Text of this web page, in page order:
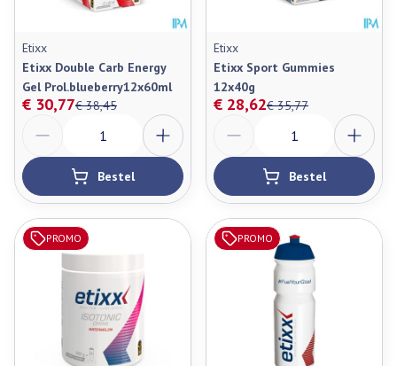
Etixx
Etixx Double Carb Energy
Gel Prol.blueberry12x60ml
€ 38,45
€ 30,77
Bestel
Etixx
Etixx Sport Gummies
12x40g
€ 35,77
€ 28,62
Bestel
PROMO PROMO